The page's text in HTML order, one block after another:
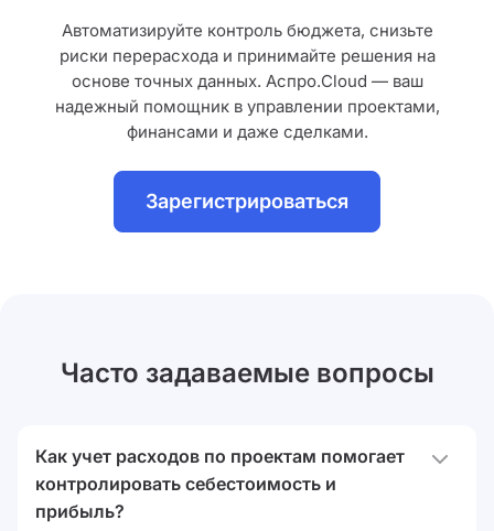
Автоматизируйте контроль бюджета, снизьте
риски перерасхода и принимайте решения на
основе точных данных. Аспро.Cloud — ваш
надежный помощник в управлении проектами,
финансами и даже сделками.
Зарегистрироваться
Часто задаваемые вопросы
Как учет расходов по проектам помогает
контролировать себестоимость и
прибыль?